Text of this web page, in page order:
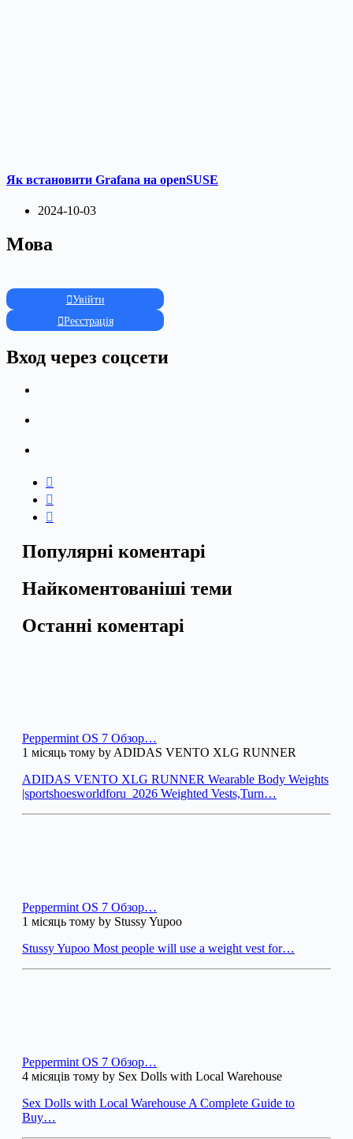
Як встановити Grafana на openSUSE
2024-10-03
Мова
Увійти
Реєстрація
Вход через соцсети
Популярні коментарі
Найкоментованіші теми
Останні коментарі
Peppermint OS 7 Обзор…
1 місяць тому by ADIDAS VENTO XLG RUNNER
ADIDAS VENTO XLG RUNNER Wearable Body Weights
|sportshoesworldforu_2026 Weighted Vests,Turn…
Peppermint OS 7 Обзор…
1 місяць тому by Stussy Yupoo
Stussy Yupoo Most people will use a weight vest for…
Peppermint OS 7 Обзор…
4 місяців тому by Sex Dolls with Local Warehouse
Sex Dolls with Local Warehouse A Complete Guide to
Buy…